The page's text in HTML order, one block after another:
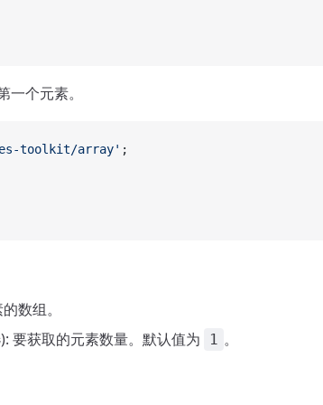
一个元素。
toolkit/array' ;
数组。
要获取的元素数量。默认值为 1 。